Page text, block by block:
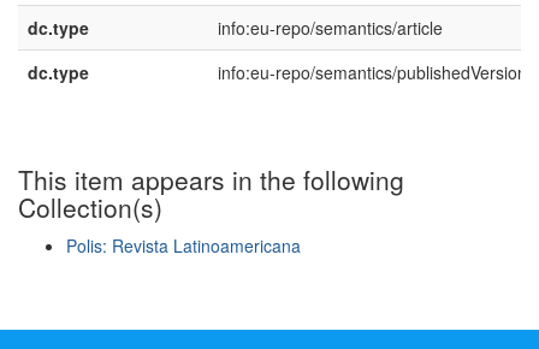
dc.type
info:eu-repo/semantics/article
dc.type
info:eu-repo/semantics/publishedVersion
This item appears in the following
Collection(s)
Polis: Revista Latinoamericana